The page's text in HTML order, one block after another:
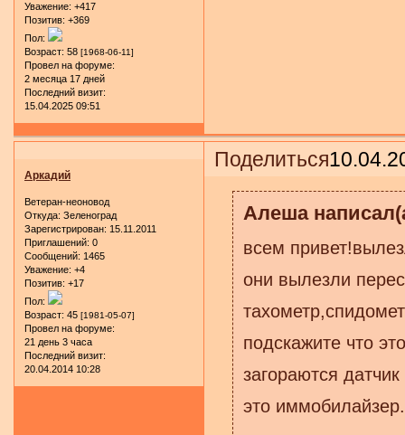
Уважение: +417
Позитив: +369
Пол:
Возраст: 58 [1968-06-11]
Провел на форуме:
2 месяца 17 дней
Последний визит:
15.04.2025 09:51
Поделиться
Аркадий
Ветеран-неоновод
Откуда: Зеленоград
Зарегистрирован: 15.11.2011
Приглашений: 0
Сообщений: 1465
Уважение: +4
Позитив: +17
Пол:
Возраст: 45 [1981-05-07]
Провел на форуме:
21 день 3 часа
Последний визит:
20.04.2014 10:28
Алеша
всем
они вылезли
подскажите что
загораются
это иммобилайзер.